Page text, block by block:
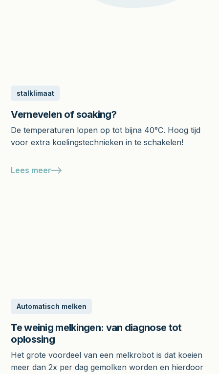
stalklimaat
Vernevelen of soaking?
De temperaturen lopen op tot bijna 40°C. Hoog tijd
voor extra koelingstechnieken in te schakelen!
Lees meer
Automatisch melken
Te weinig melkingen: van diagnose tot
oplossing
Het grote voordeel van een melkrobot is dat koeien
meer dan 2x per dag gemolken worden en hierdoor